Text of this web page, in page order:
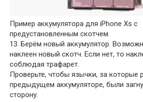
Пример аккумулятора для iPhone Xs с
предустановленным скотчем.
13. Берём новый аккумулятор.
наклеен новый скотч. Если нет, то
соблюдая трафарет.
Проверьте, чтобы язычки, за которые
предыдущем аккумуляторе, были
сторону.